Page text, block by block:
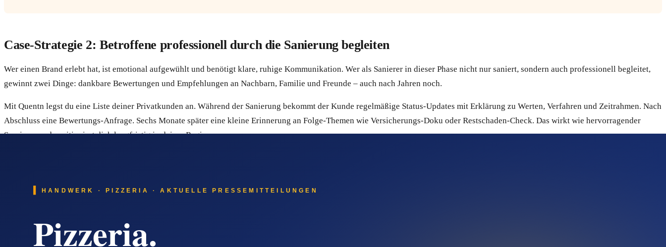
Case-Strategie 2: Betroffene professionell durch die Sanierung begleiten
Wer einen Brand erlebt hat, ist emotional aufgewühlt und benötigt klare, ruhige Kommunikation. Wer als Sanierer in dieser Phase nicht nur saniert, sondern auch professionell begleitet,
gewinnt zwei Dinge: dankbare Bewertungen und Empfehlungen an Nachbarn, Familie und Freunde – auch nach Jahren noch.
Mit Quentn legst du eine Liste deiner Privatkunden an. Während der Sanierung bekommt der Kunde regelmäßige Status-Updates mit Erklärung zu Werten, Verfahren und Zeitrahmen. Nach
Abschluss eine Bewertungs-Anfrage. Sechs Monate später eine kleine Erinnerung an Folge-Themen wie Versicherungs-Doku oder Restschaden-Check. Das wirkt wie hervorragender
Service – und positioniert dich langfristig in deiner Region.
Quentn ist ein E-Mail-Marketing- und Marketing-Automation-System aus Deutschland. Du musst kein Marketing-Profi sein, um damit zu starten. Du kannst sensible Schadensfälle mit der
Automatische E-Mail-Strecken sorgen dafür, dass jeder neue Interessent dieselbe sorgfältige Begleitung bekommt – auch dann, wenn du selbst gerade auf der Baustelle stehst. Quentn